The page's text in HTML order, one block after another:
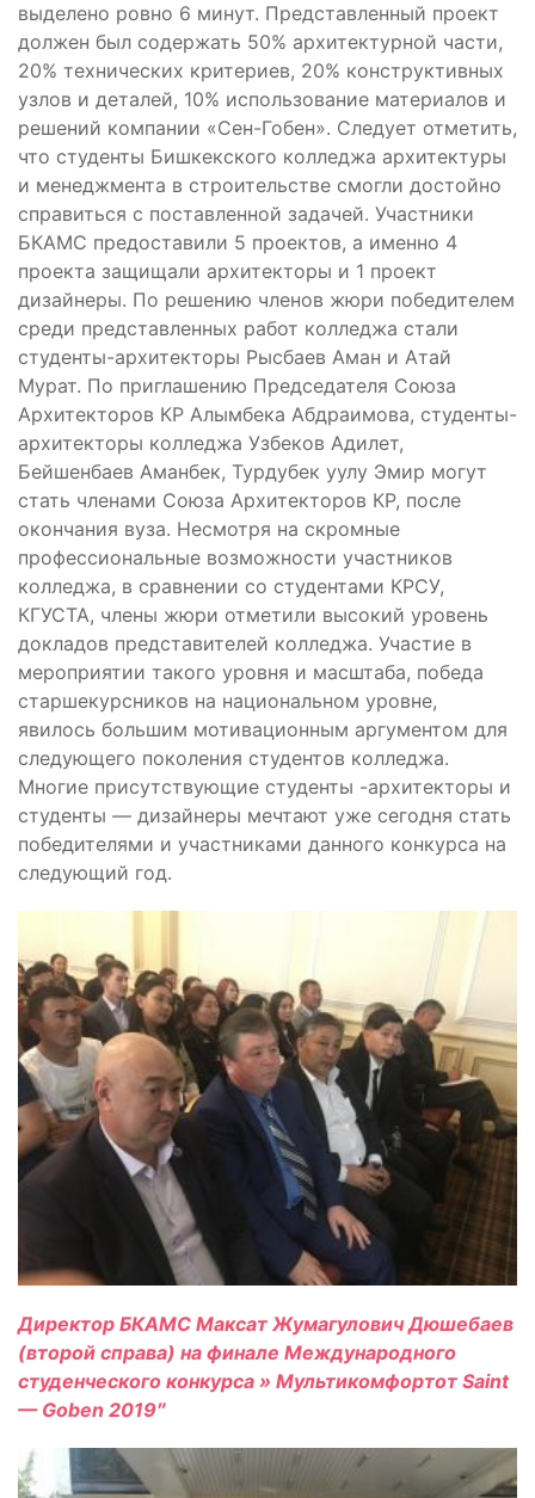
выделено ровно 6 минут. Представленный проект
должен был содержать 50% архитектурной части,
20% технических критериев, 20% конструктивных
узлов и деталей, 10% использование материалов и
решений компании «Сен-Гобен». Следует отметить,
что студенты Бишкекского колледжа архитектуры
и менеджмента в строительстве смогли достойно
справиться с поставленной задачей. Участники
БКАМС предоставили 5 проектов, а именно 4
проекта защищали архитекторы и 1 проект
дизайнеры. По решению членов жюри победителем
среди представленных работ колледжа стали
студенты-архитекторы Рысбаев Аман и Атай
Мурат. По приглашению Председателя Союза
Архитекторов КР Алымбека Абдраимова, студенты-
архитекторы колледжа Узбеков Адилет,
Бейшенбаев Аманбек, Турдубек уулу Эмир могут
стать членами Союза Архитекторов КР, после
окончания вуза. Несмотря на скромные
профессиональные возможности участников
колледжа, в сравнении со студентами КРСУ,
КГУСТА, члены жюри отметили высокий уровень
докладов представителей колледжа. Участие в
мероприятии такого уровня и масштаба, победа
старшекурсников на национальном уровне,
явилось большим мотивационным аргументом для
следующего поколения студентов колледжа.
Многие присутствующие студенты -архитекторы и
студенты — дизайнеры мечтают уже сегодня стать
победителями и участниками данного конкурса на
следующий год.
Директор БКАМС Максат Жумагулович Дюшебаев
(второй справа) на финале Международного
студенческого конкурса » Мультикомфортот Saint
— Goben 2019″